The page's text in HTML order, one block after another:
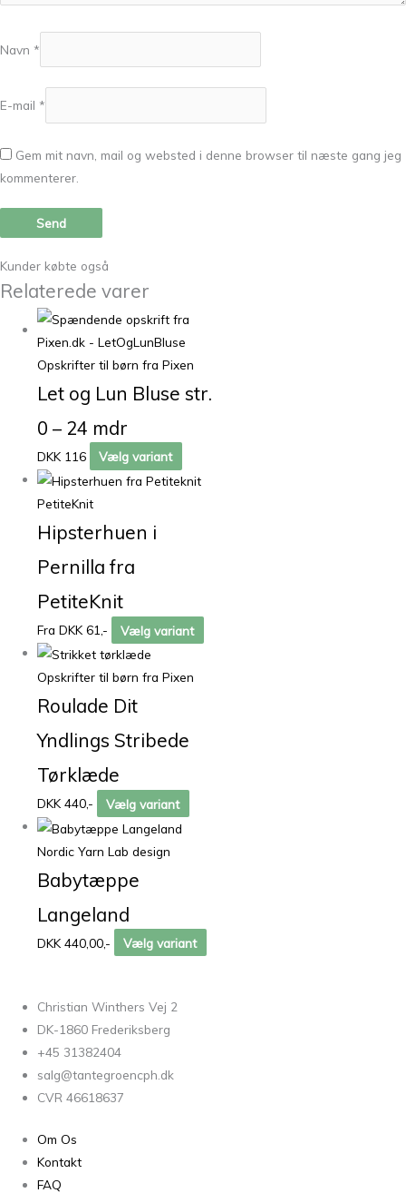
Navn *
E-mail *
Gem mit navn, mail og websted i denne browser til næste gang jeg
kommenterer.
Kunder købte også
Relaterede varer
Opskrifter til børn fra Pixen
Let og Lun Bluse str.
0 – 24 mdr
DKK 116 Vælg variant
PetiteKnit
Hipsterhuen i
Pernilla fra
PetiteKnit
Fra DKK 61,- Vælg variant
Opskrifter til børn fra Pixen
Roulade Dit
Yndlings Stribede
Tørklæde
DKK 440,- Vælg variant
Nordic Yarn Lab design
Babytæppe
Langeland
DKK 440,00,- Vælg variant
Christian Winthers Vej 2
DK-1860 Frederiksberg
+45 31382404
salg@tantegroencph.dk
CVR 46618637
Om Os
Kontakt
FAQ